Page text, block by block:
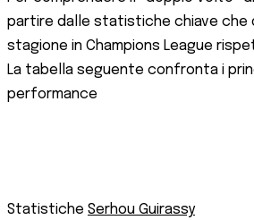
partire dalle statistiche chiave che
stagione in Champions League
La tabella seguente confronta i
performance
Statistiche Serhou Guirassy